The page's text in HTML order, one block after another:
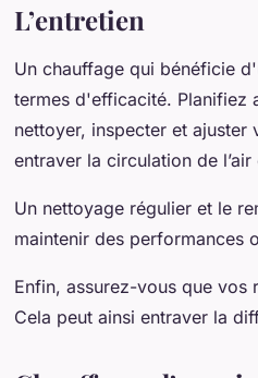
L’entretien
Un chauffage qui bénéficie
termes d'efficacité. Planifiez
nettoyer, inspecter et ajuster
entraver la circulation de
Un nettoyage régulier et le
maintenir des performances
Enfin, assurez-vous que vos
Cela peut ainsi entraver la